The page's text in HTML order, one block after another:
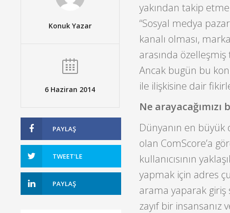
Konuk Yazar
6 Haziran 2014
PAYLAŞ
TWEET'LE
PAYLAŞ
yakından takip
“Sosyal medya
kanalı olması,
arasında
Ancak bugün bu
ile ilişkisine dair
Ne
Dünyanın en
olan ComScore’a
kullanıcısının
yapmak için adres
arama yaparak giriş
zayıf bir insansanız